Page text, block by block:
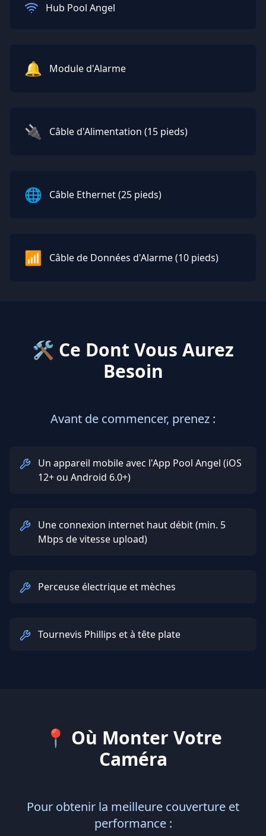
Hub Pool Angel
🔔 Module d'Alarme
🔌 Câble d'Alimentation (15 pieds)
🌐 Câble Ethernet (25 pieds)
📶 Câble de Données d'Alarme (10 pieds)
🛠 Ce Dont Vous Aurez
Besoin
Avant de commencer, prenez :
Un appareil mobile avec l'App Pool Angel (iOS
12+ ou Android 6.0+)
Une connexion internet haut débit (min. 5
Mbps de vitesse upload)
Perceuse électrique et mèches
Tournevis Phillips et à tête plate
📍 Où Monter Votre
Caméra
Pour obtenir la meilleure couverture et
performance :